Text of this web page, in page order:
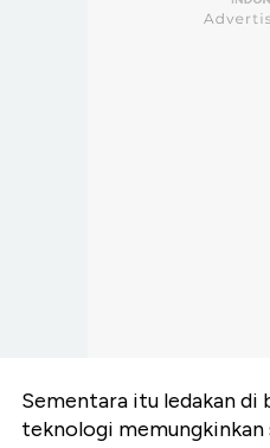
Sementara itu ledakan di
teknologi